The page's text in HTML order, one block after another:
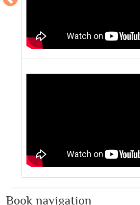
Book navigation